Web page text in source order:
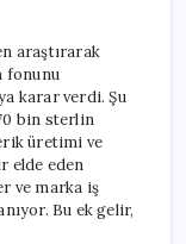
araştırarak
fonunu
karar verdi. Şu
bin sterlin
üretimi ve
elde eden
ve marka iş
Bu ek gelir,